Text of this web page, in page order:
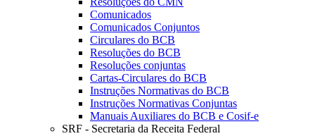
Comunicados
Comunicados Conjuntos
Circulares do BCB
Resoluções do BCB
Resoluções conjuntas
Cartas-Circulares do BCB
Instruções Normativas do BCB
Instruções Normativas Conjuntas
Manuais Auxiliares do BCB e Cosif-e
SRF - Secretaria da Receita Federal